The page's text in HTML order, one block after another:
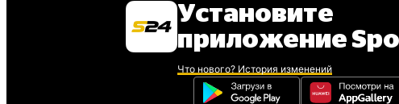
Установите
приложение
Что нового? История изменений